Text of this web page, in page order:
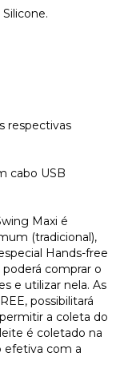
respectivas
cabo USB
Maxi é
(tradicional),
Hands-free
poderá comprar o
e utilizar nela. As
possibilitará
a coleta do
é coletado na
efetiva com a